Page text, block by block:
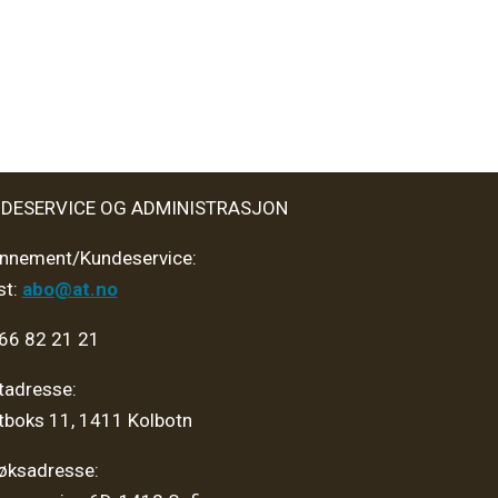
OG ADMINISTRASJON
Kundeservice:
abo@at.no
82 21 21
11, 1411 Kolbotn